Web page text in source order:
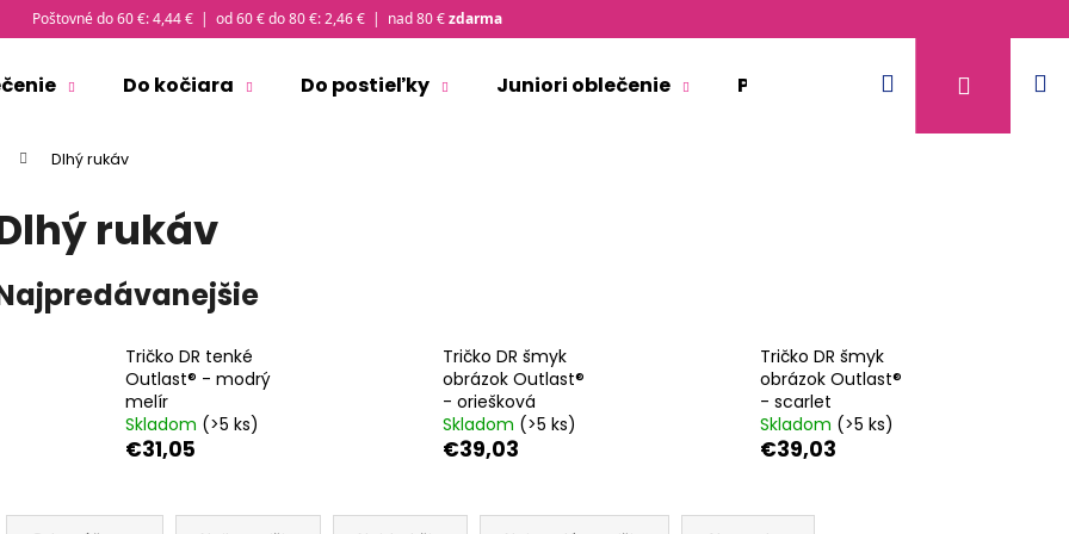
Poštovné do 60 €: 4,44 € | od 60 € do 80 €: 2,46 € | nad 80 €zdarma
Do kočiara Do postieľky Juniori oblečenie Pre dospelých Doplnkový
Hľadať
Dlhý rukáv
rukáv
Tričko DR tenké
Outlast® - modrý
melír
Skladom (>5 ks)
€31,05
Tričko DR šmyk
obrázok Outlast®
- oriešková
Skladom (>5 ks)
€39,03
Tričko DR šmyk
obrázok Outlast®
- scarlet
Skladom (>5 ks)
€39,03
RČIAPKA TENKÁ PLOCHÝ ŠEV OUTLAST® - TRIČKO PÁNSKE KR TENKÉ VÝSTRIH U